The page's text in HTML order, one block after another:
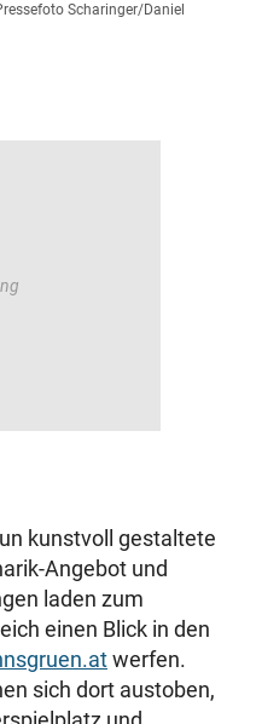
Scharinger/Daniel
kunstvoll gestaltete
Angebot und
laden zum
einen Blick in den
werfen.
sich dort austoben,